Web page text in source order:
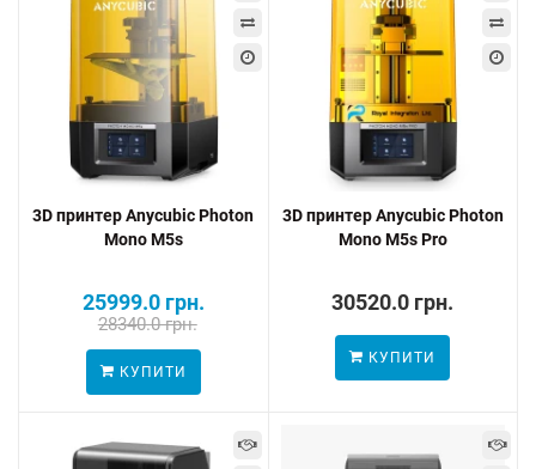
3D принтер Anycubic Photon
Mono M5s
25999.0 грн.
28340.0 грн.
КУПИТИ
3D принтер Anycubic Photon
Mono M5s Pro
30520.0 грн.
КУПИТИ